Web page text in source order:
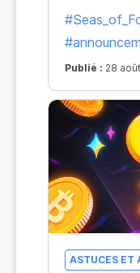
Publié : 28
ASTUCES ET